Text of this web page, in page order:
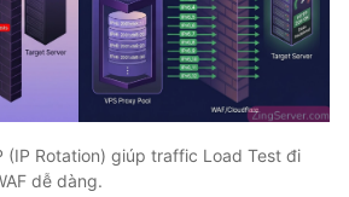
(IP Rotation) giúp traffic Load Test đi
dễ dàng.